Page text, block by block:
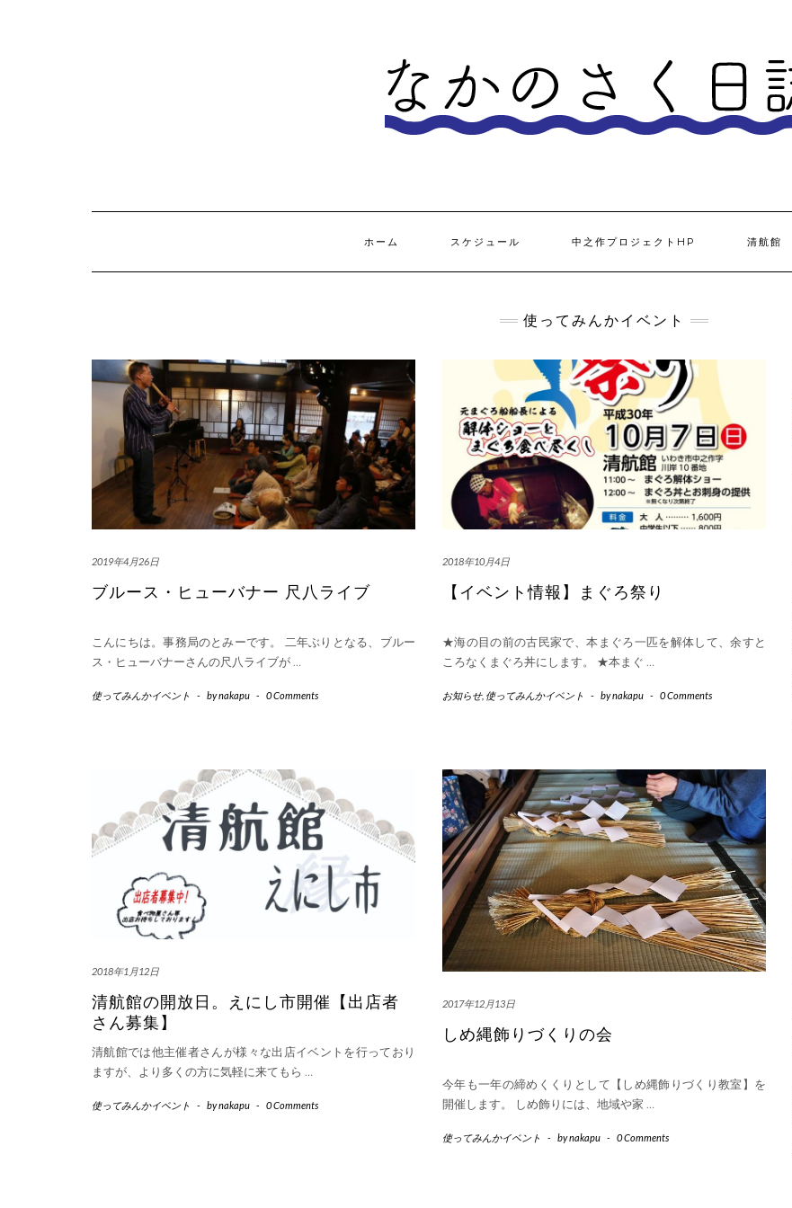
ホーム スケジュール 中之作プロジェクトHP 清航館
使ってみんかイベント
2019年4月26日
ブルース・ヒューバナー 尺八ライブ
こんにちは。事務局のとみーです。 二年ぶりとなる、ブルー
ス・ヒューバナーさんの尺八ライブが…
使ってみんかイベント - bynakapu - 0 Comments
2018年10月4日
【イベント情報】まぐろ祭り
★海の目の前の古民家で、本まぐろ一匹を解体して、余すと
ころなくまぐろ丼にします。 ★本まぐ …
お知らせ, 使ってみんかイベント - bynakapu - 0 Comments
2018年1月12日
清航館の開放日。えにし市開催【出店者
さん募集】
清航館では他主催者さんが様々な出店イベントを行っており
ますが、より多くの方に気軽に来てもら …
使ってみんかイベント - bynakapu - 0 Comments
2017年12月13日
しめ縄飾りづくりの会
今年も一年の締めくくりとして【しめ縄飾りづくり教室】を
開催します。 しめ飾りには、地域や家 …
使ってみんかイベント - bynakapu - 0 Comments